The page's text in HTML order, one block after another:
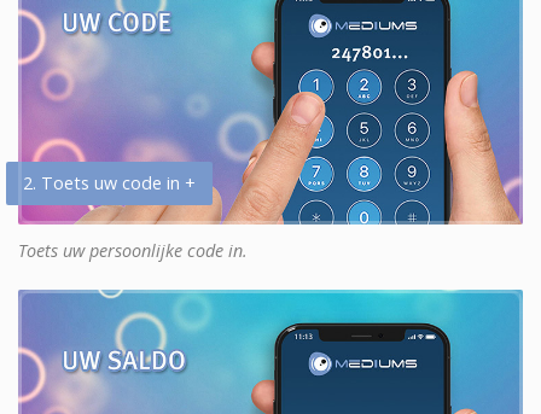
2. Toets uw code in +
Toets uw persoonlijke code in.